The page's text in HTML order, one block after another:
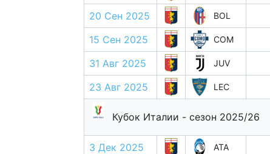
20 Сен 2025
BOL
15 Сен 2025
COM
31 Авг 2025
JUV
23 Авг 2025
LEC
Кубок Италии - сезон 2025/26
3 Дек 2025 ATA